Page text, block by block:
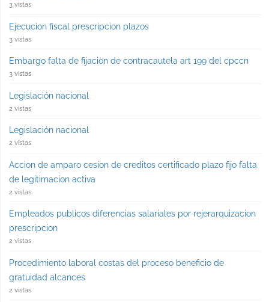
3 vistas
Ejecucion fiscal prescripcion plazos
3 vistas
Embargo falta de fijacion de contracautela art 199 del cpccn
3 vistas
Legislación nacional
2 vistas
Legislación nacional
2 vistas
Accion de amparo cesion de creditos certificado plazo fijo falta
de legitimacion activa
2 vistas
Empleados publicos diferencias salariales por rejerarquizacion
prescripcion
2 vistas
Procedimiento laboral costas del proceso beneficio de
gratuidad alcances
2 vistas